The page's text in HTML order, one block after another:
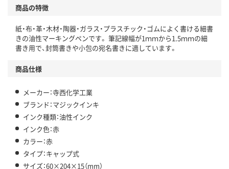
商品の特徴
紙・布・革・木材・陶器・ガラス・プラスチック・ゴムによく書ける細書
きの油性マーキングペンです。 筆記線幅が1ｍｍから1.5ｍｍの細
書き用で、封筒書きや小包の宛名書きに適しています。
商品仕様
メーカー：寺西化学工業
ブランド：マジックインキ
インク種類：油性インク
インク色：赤
カラー：赤
タイプ：キャップ式
サイズ：60×204×15（mm）